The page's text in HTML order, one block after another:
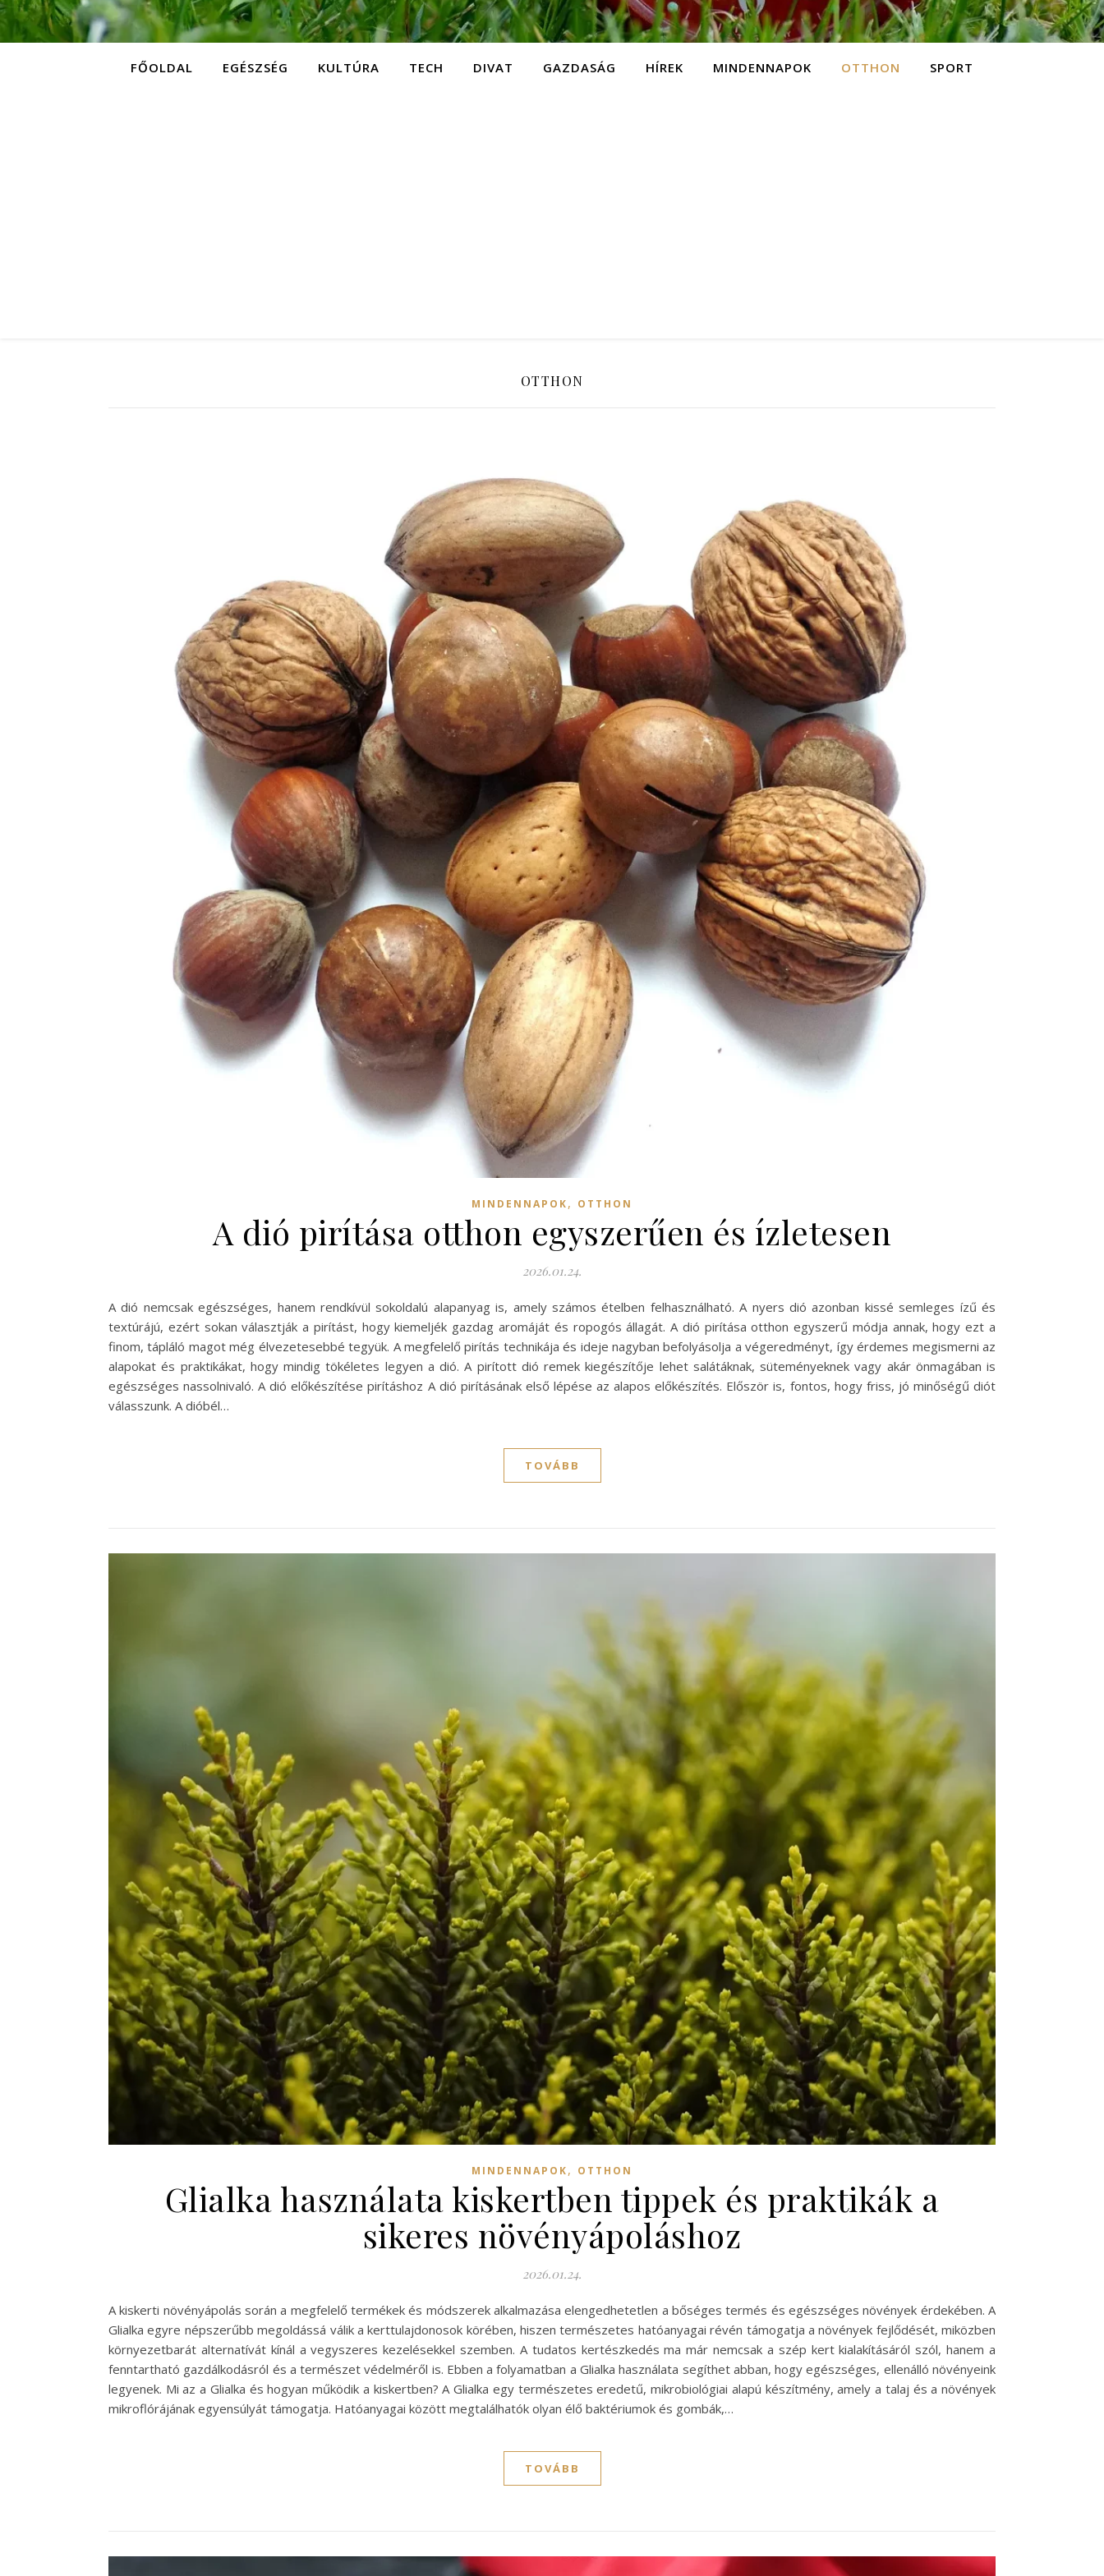
FŐOLDAL EGÉSZSÉG KULTÚRA TECH DIVAT GAZDASÁG HÍREK MINDENNAPOK OTTHON SPORT
OTTHON
MINDENNAPOK, OTTHON
A dió pirítása otthon egyszerűen és ízletesen
2026.01.24.
A dió nemcsak egészséges, hanem rendkívül sokoldalú alapanyag is, amely számos ételben felhasználható. A nyers dió azonban kissé semleges ízű és
textúrájú, ezért sokan választják a pirítást, hogy kiemeljék gazdag aromáját és ropogós állagát. A dió pirítása otthon egyszerű módja annak, hogy ezt a
finom, tápláló magot még élvezetesebbé tegyük. A megfelelő pirítás technikája és ideje nagyban befolyásolja a végeredményt, így érdemes megismerni az
alapokat és praktikákat, hogy mindig tökéletes legyen a dió. A pirított dió remek kiegészítője lehet salátáknak, süteményeknek vagy akár önmagában is
egészséges nassolnivaló. A dió előkészítése pirításhoz A dió pirításának első lépése az alapos előkészítés. Először is, fontos, hogy friss, jó minőségű diót
válasszunk. A dióbél…
TOVÁBB
MINDENNAPOK, OTTHON
Glialka használata kiskertben tippek és praktikák a
sikeres növényápoláshoz
2026.01.24.
A kiskerti növényápolás során a megfelelő termékek és módszerek alkalmazása elengedhetetlen a bőséges termés és egészséges növények érdekében. A
Glialka egyre népszerűbb megoldássá válik a kerttulajdonosok körében, hiszen természetes hatóanyagai révén támogatja a növények fejlődését, miközben
környezetbarát alternatívát kínál a vegyszeres kezelésekkel szemben. A tudatos kertészkedés ma már nemcsak a szép kert kialakításáról szól, hanem a
fenntartható gazdálkodásról és a természet védelméről is. Ebben a folyamatban a Glialka használata segíthet abban, hogy egészséges, ellenálló növényeink
legyenek. Mi az a Glialka és hogyan működik a kiskertben? A Glialka egy természetes eredetű, mikrobiológiai alapú készítmény, amely a talaj és a növények
mikroflórájának egyensúlyát támogatja. Hatóanyagai között megtalálhatók olyan élő baktériumok és gombák,…
TOVÁBB